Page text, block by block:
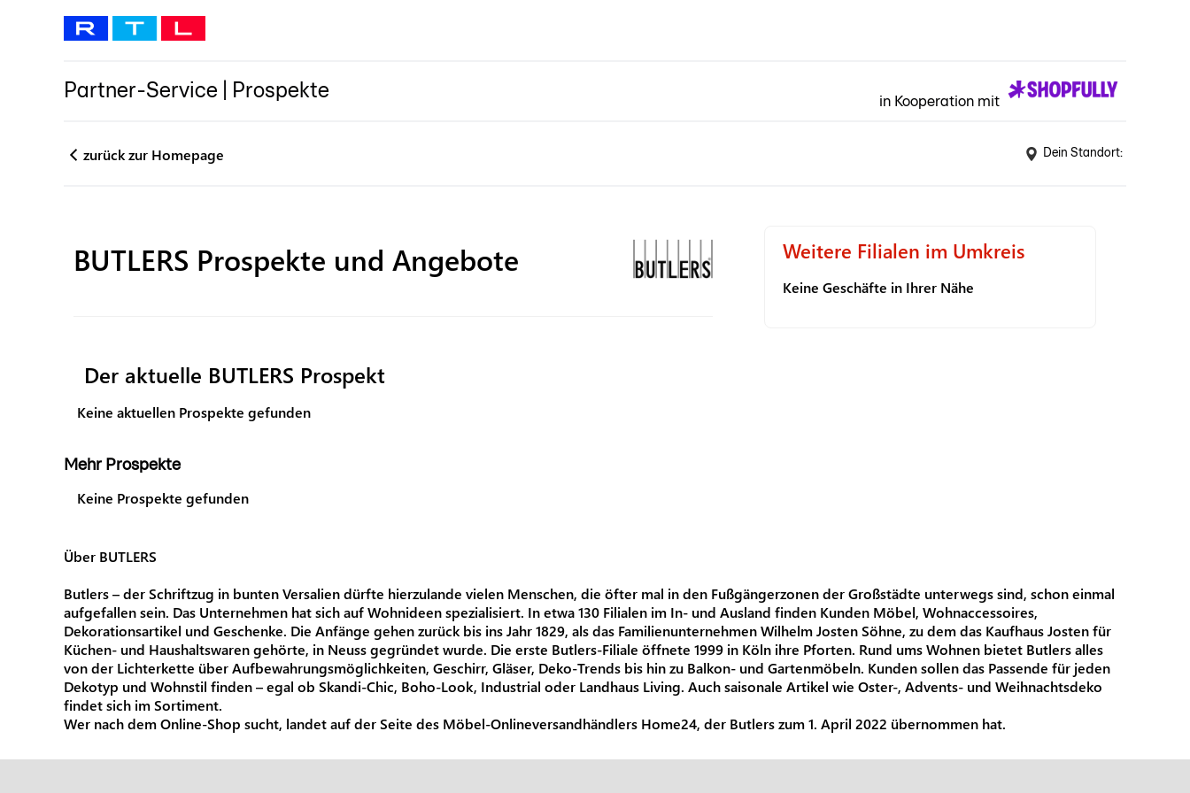
Partner-Service Prospekte in Kooperation mit
zurück zur Homepage Dein Standort:
Weitere Filialen im Umkreis
Keine Geschäfte in Ihrer Nähe
BUTLERS Prospekte und Angebote
Der aktuelle BUTLERS Prospekt
Keine aktuellen Prospekte gefunden
Mehr Prospekte
Keine Prospekte gefunden
Über BUTLERS
Butlers – der Schriftzug in bunten Versalien dürfte hierzulande vielen Menschen, die öfter mal in den Fußgängerzonen der Großstädte unterwegs sind, schon einmal
aufgefallen sein. Das Unternehmen hat sich auf Wohnideen spezialisiert. In etwa 130 Filialen im In- und Ausland finden Kunden Möbel, Wohnaccessoires,
Dekorationsartikel und Geschenke. Die Anfänge gehen zurück bis ins Jahr 1829, als das Familienunternehmen Wilhelm Josten Söhne, zu dem das Kaufhaus Josten für
Küchen- und Haushaltswaren gehörte, in Neuss gegründet wurde. Die erste Butlers-Filiale öffnete 1999 in Köln ihre Pforten. Rund ums Wohnen bietet Butlers alles
von der Lichterkette über Aufbewahrungsmöglichkeiten, Geschirr, Gläser, Deko-Trends bis hin zu Balkon- und Gartenmöbeln. Kunden sollen das Passende für jeden
Dekotyp und Wohnstil finden – egal ob Skandi-Chic, Boho-Look, Industrial oder Landhaus Living. Auch saisonale Artikel wie Oster-, Advents- und Weihnachtsdeko
findet sich im Sortiment.
Wer nach dem Online-Shop sucht, landet auf der Seite des Möbel-Onlineversandhändlers Home24, der Butlers zum 1. April 2022 übernommen hat.